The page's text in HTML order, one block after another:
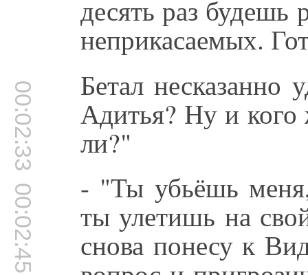
десять раз будешь
неприкасаемых.
00:02:33 Бетал
Адитья? Ну и
ли?"
00:02:45 - "Ты убьёшь
ты улетишь на
снова понесу к